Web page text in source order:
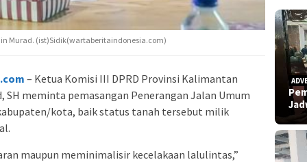
Murad. (ist)Sidik(wartaberitaindonesia.com)
– Ketua Komisi III DPRD Provinsi Kalimantan
SH meminta pemasangan Penerangan Jalan Umum
kota, baik status tanah tersebut milik
maupun meminimalisir kecelakaan lalulintas,”